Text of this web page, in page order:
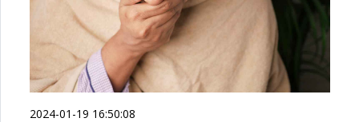
2024-01-19 16:50:08